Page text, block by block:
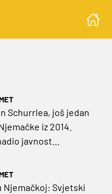
Schurrlea, još jedan
iz 2014.
javnost
Njemačkoj: Svjetski